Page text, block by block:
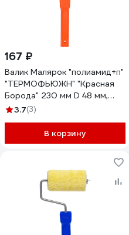
167 ₽
Валик Малярок "полиамид+п"
"ТЕРМОФЬЮЖН" "Красная
Борода" 230 мм D 48 мм,
быстросъемная ручка 6 мм,
гр/м2, "" 551-0230
3.7(3)
В корзину